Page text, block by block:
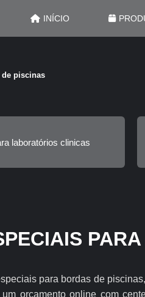
INÍCIO
piscinas
laboratórios clinicas
para bordas de
um orçamento online com